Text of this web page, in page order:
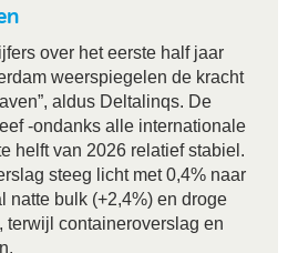
over het eerste half jaar
weerspiegelen de kracht
aldus Deltalinqs. De
-ondanks alle internationale
helft van 2026 relatief stabiel.
steeg licht met 0,4% naar
natte bulk (+2,4%) en droge
terwijl containeroverslag en